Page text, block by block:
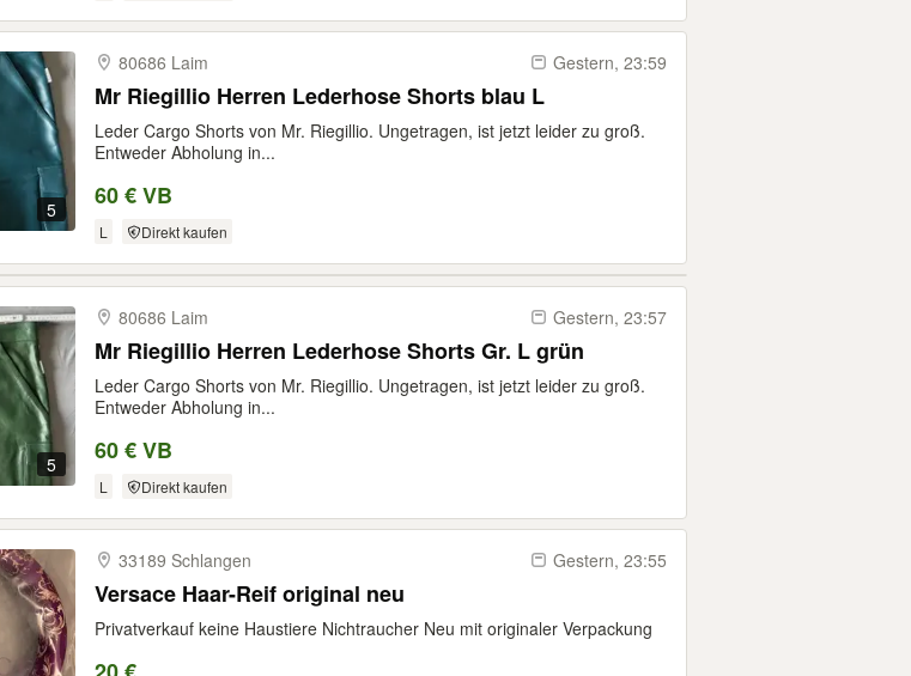
5
80686 Laim Gestern, 23:59
Mr Riegillio Herren Lederhose Shorts blau L
Leder Cargo Shorts von Mr. Riegillio. Ungetragen, ist jetzt leider zu groß.
Entweder Abholung in...
60 € VB
L Direkt kaufen
5
80686 Laim Gestern, 23:57
Mr Riegillio Herren Lederhose Shorts Gr. L grün
Leder Cargo Shorts von Mr. Riegillio. Ungetragen, ist jetzt leider zu groß.
Entweder Abholung in...
60 € VB
L Direkt kaufen
33189 Schlangen Gestern, 23:55
Versace Haar-Reif original neu
Privatverkauf keine Haustiere Nichtraucher Neu mit originaler Verpackung